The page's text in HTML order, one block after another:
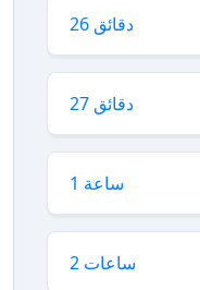
26 دقائق
27 دقائق
1 ساعة
2 ساعات